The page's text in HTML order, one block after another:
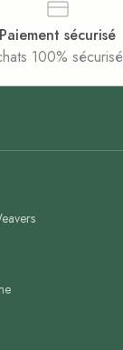
Paiement sécurisé
100%